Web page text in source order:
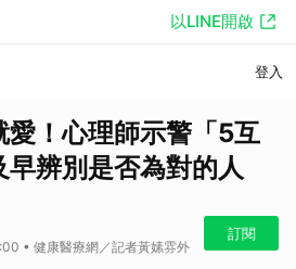
以LINE開啟
登入
愛！心理師示警「5互
辨別是否為對的人
• 健康醫療網／記者黃嫊雰外
訂閱